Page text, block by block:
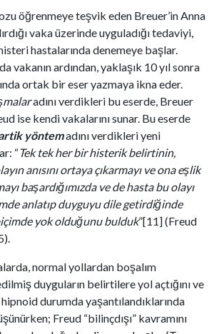
öğrenmeye teşvik eden Breuer’in Anna
vaka üzerinde uyguladığı tedaviyi,
hastalarında denemeye başlar.
vakanın ardından, yaklaşık 10 yıl sonra
ortak bir eser yazmaya ikna eder.
adını verdikleri bu eserde, Breuer
ise kendi vakalarını sunar. Bu eserde
yöntemadını verdikleri yeni
“Tek tek her bir histerik belirtinin,
anısını ortaya çıkarmayı ve ona eşlik
başardığımızda ve de hasta bu olayı
anlatıp duyguyu dile getirdiğinde
yok olduğunu bulduk”[11] (Freud
normal yollardan boşalım
duyguların belirtilere yol açtığını ve
durumda yaşantılandıklarında
Freud “bilinçdışı” kavramını